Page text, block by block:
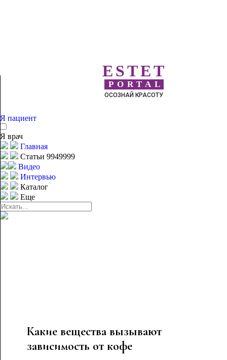
ESTET
PORTAL
ОСОЗНАЙ КРАСОТУ
Я пациент
Я врач
Главная
Статьи 9949999
Видео
Интервью
Каталог
Еще
Какие вещества вызывают
зависимость от кофе